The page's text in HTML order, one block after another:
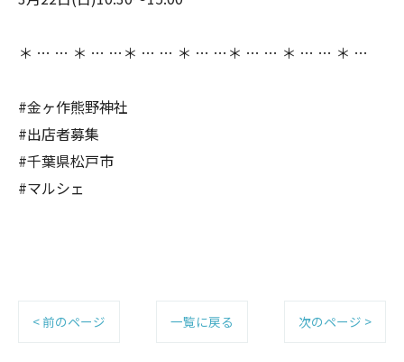
＊ … … ＊ … …＊ … … ＊ … …＊ … … ＊ … … ＊ …
#金ヶ作熊野神社
#出店者募集
#千葉県松戸市
#マルシェ
< 前のページ 一覧に戻る 次のページ >